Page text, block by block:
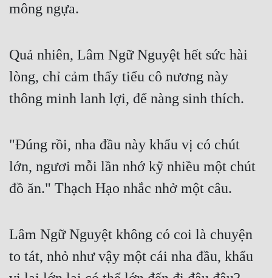
mông ngựa.
Quả nhiên, Lâm Ngữ Nguyệt hết sức hài
lòng, chỉ cảm thấy tiểu cô nương này
thông minh lanh lợi, để nàng sinh thích.
"Đúng rồi, nha đầu này khẩu vị có chút
lớn, ngươi mỗi lần nhớ kỹ nhiều một chút
đồ ăn." Thạch Hạo nhắc nhở một câu.
Lâm Ngữ Nguyệt không có coi là chuyện
to tát, nhỏ như vậy một cái nha đầu, khẩu